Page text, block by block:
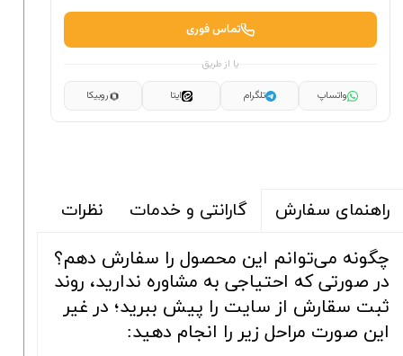
تماس فوری
یا از طریق
واتساپ تلگرام ایتا روبیکا
راهنمای سفارش گارانتی و خدمات نظرات
چگونه می‌توانم این محصول را سفارش دهم؟
در صورتی که احتیاجی به مشاوره ندارید، روند
ثبت سقارش از سایت را پیش ببرید؛ در غیر
این صورت مراحل زیر را انجام دهید: